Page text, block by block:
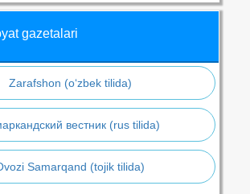
gazetalari
Zarafshon (o‘zbek tilida)
вестник (rus tilida)
Samarqand (tojik tilida)